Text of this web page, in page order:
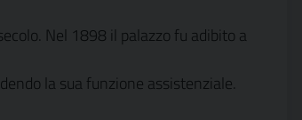
Nel 1898 il palazzo fu adibito a
la sua funzione assistenziale.